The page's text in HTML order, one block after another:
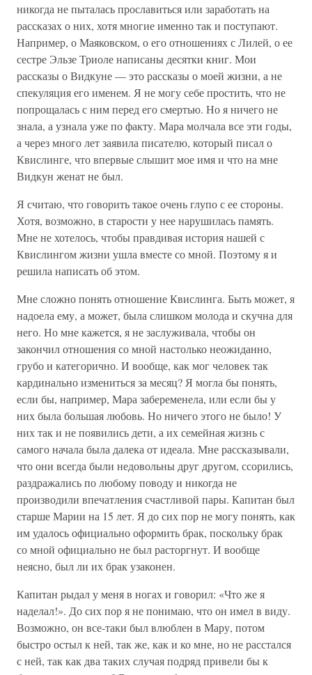
никогда не пыталась прославиться или заработать на
рассказах о них, хотя многие именно так и поступают.
Например, о Маяковском, о его отношениях с Лилей, о ее
сестре Эльзе Триоле написаны десятки книг. Мои
рассказы о Видкуне — это рассказы о моей жизни, а не
спекуляция его именем. Я не могу себе простить, что не
попрощалась с ним перед его смертью. Но я ничего не
знала, а узнала уже по факту. Мара молчала все эти годы,
а через много лет заявила писателю, который писал о
Квислинге, что впервые слышит мое имя и что на мне
Видкун женат не был.
Я считаю, что говорить такое очень глупо с ее стороны.
Хотя, возможно, в старости у нее нарушилась память.
Мне не хотелось, чтобы правдивая история нашей с
Квислингом жизни ушла вместе со мной. Поэтому я и
решила написать об этом.
Мне сложно понять отношение Квислинга. Быть может, я
надоела ему, а может, была слишком молода и скучна для
него. Но мне кажется, я не заслуживала, чтобы он
закончил отношения со мной настолько неожиданно,
грубо и категорично. И вообще, как мог человек так
кардинально измениться за месяц? Я могла бы понять,
если бы, например, Мара забеременела, или если бы у
них была большая любовь. Но ничего этого не было! У
них так и не появились дети, а их семейная жизнь с
самого начала была далека от идеала. Мне рассказывали,
что они всегда были недовольны друг другом, ссорились,
раздражались по любому поводу и никогда не
производили впечатления счастливой пары. Капитан был
старше Марии на 15 лет. Я до сих пор не могу понять, как
им удалось официально оформить брак, поскольку брак
со мной официально не был расторгнут. И вообще
неясно, был ли их брак узаконен.
Капитан рыдал у меня в ногах и говорил: «Что же я
наделал!». До сих пор я не понимаю, что он имел в виду.
Возможно, он все-таки был влюблен в Мару, потом
быстро остыл к ней, так же, как и ко мне, но не расстался
с ней, так как два таких случая подряд привели бы к